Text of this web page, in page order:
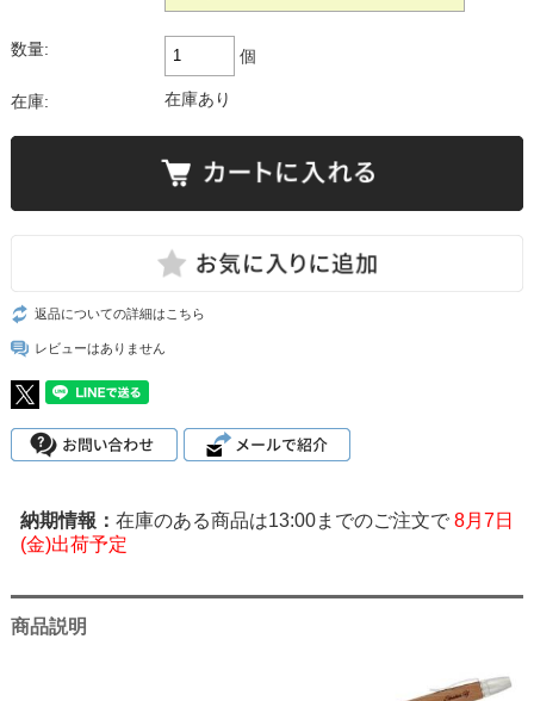
数量: 個
在庫: 在庫あり
返品についての詳細はこちら
レビューはありません
在庫のある商品は13:00までのご注文で 8月7日
(金)出荷予定
商品説明